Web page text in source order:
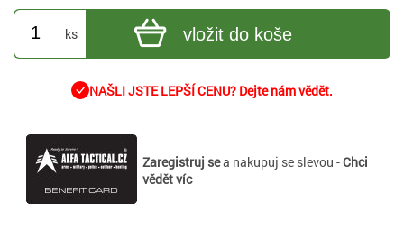
ks vložit do koše
NAŠLI JSTE LEPŠÍ CENU? Dejte nám vědět.
Zaregistruj sea nakupuj se slevou -Chci
vědět víc